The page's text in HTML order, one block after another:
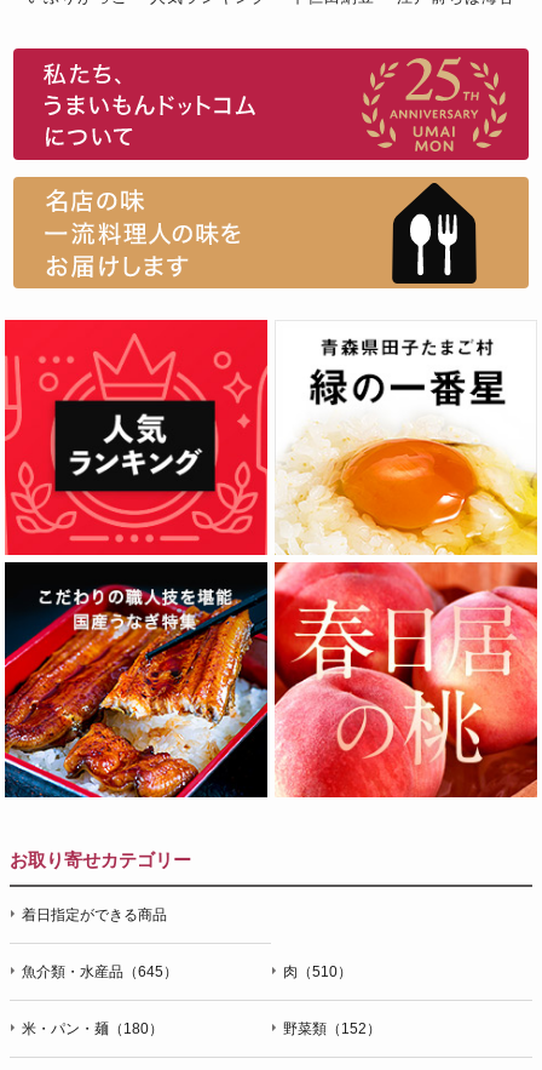
お取り寄せカテゴリー
着日指定ができる商品
魚介類・水産品（645） 肉（510）
米・パン・麺（180） 野菜類（152）